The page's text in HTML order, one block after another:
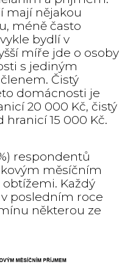
mají nějakou
méně často
bydlí v
míře jde o osoby
s jediným
Čistý
domácnosti je
20 000 Kč, čistý
15 000 Kč.
respondentů
měsíčním
Každý
posledním roce
některou ze